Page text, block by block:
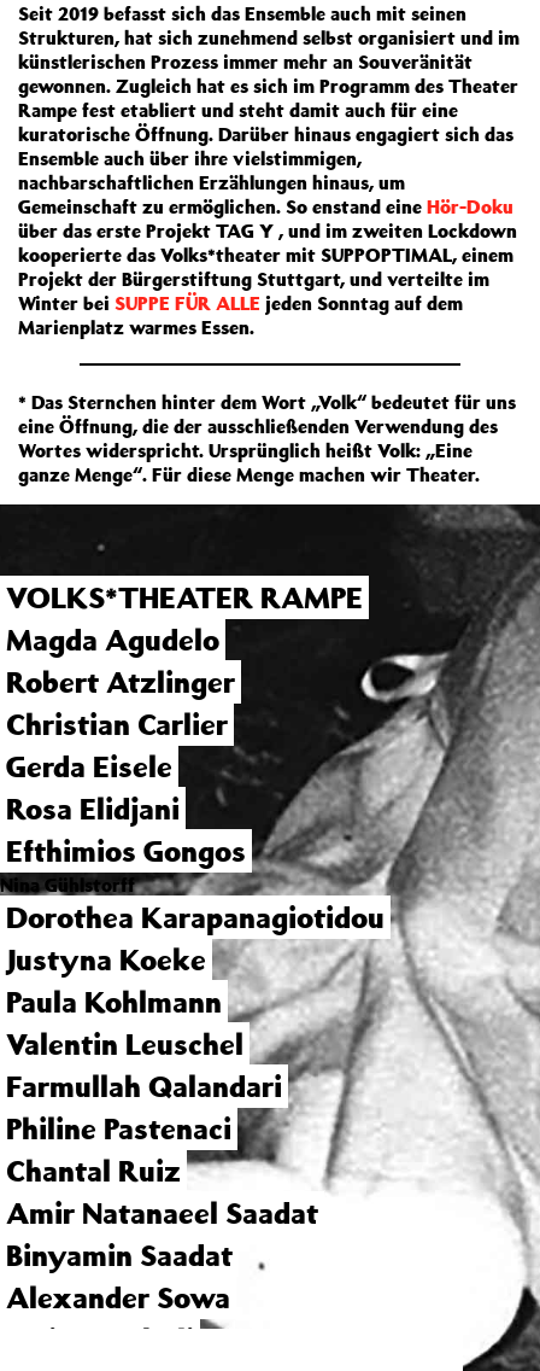
Seit 2019 befasst sich das Ensemble auch mit seinen
Strukturen, hat sich zunehmend selbst organisiert und im
künstlerischen Prozess immer mehr an Souveränität
gewonnen. Zugleich hat es sich im Programm des Theater
Rampe fest etabliert und steht damit auch für eine
kuratorische Öffnung. Darüber hinaus engagiert sich das
Ensemble auch über ihre vielstimmigen,
nachbarschaftlichen Erzählungen hinaus, um
Gemeinschaft zu ermöglichen. So enstand eine Hör-Doku
über das erste Projekt TAG Y , und im zweiten Lockdown
kooperierte das Volks*theater mit SUPPOPTIMAL, einem
Projekt der Bürgerstiftung Stuttgart, und verteilte im
Winter bei SUPPE FÜR ALLE jeden Sonntag auf dem
Marienplatz warmes Essen.
* Das Sternchen hinter dem Wort „Volk“ bedeutet für uns
eine Öffnung, die der ausschließenden Verwendung des
Wortes widerspricht. Ursprünglich heißt Volk: „Eine
ganze Menge“. Für diese Menge machen wir Theater.
VOLKS*THEATER RAMPE
Magda Agudelo
Robert Atzlinger
Christian Carlier
Gerda Eisele
Rosa Elidjani
Efthimios Gongos
Nina Gühlstorff
Dorothea Karapanagiotidou
Justyna Koeke
Paula Kohlmann
Valentin Leuschel
Farmullah Qalandari
Philine Pastenaci
Chantal Ruiz
Amir Natanaeel Saadat
Binyamin Saadat
Alexander Sowa
Paria Tavakoli